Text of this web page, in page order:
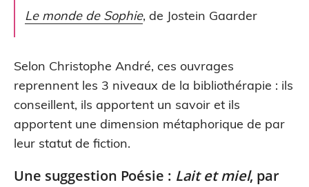
Le monde de Sophie, de Jostein Gaarder
Selon Christophe André, ces ouvrages
reprennent les 3 niveaux de la bibliothérapie : ils
conseillent, ils apportent un savoir et ils
apportent une dimension métaphorique de par
leur statut de fiction.
Une suggestion Poésie : Lait et miel, par